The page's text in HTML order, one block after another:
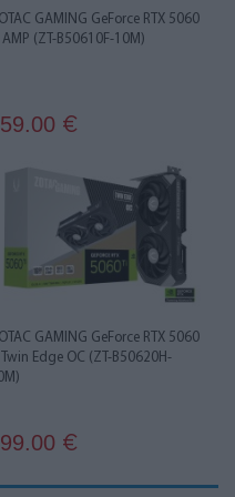
GAMING GeForce RTX 5060
AMP (ZT-B50610F-10M)
€
GAMING GeForce RTX 5060
Twin Edge OC (ZT-B50620H-
€